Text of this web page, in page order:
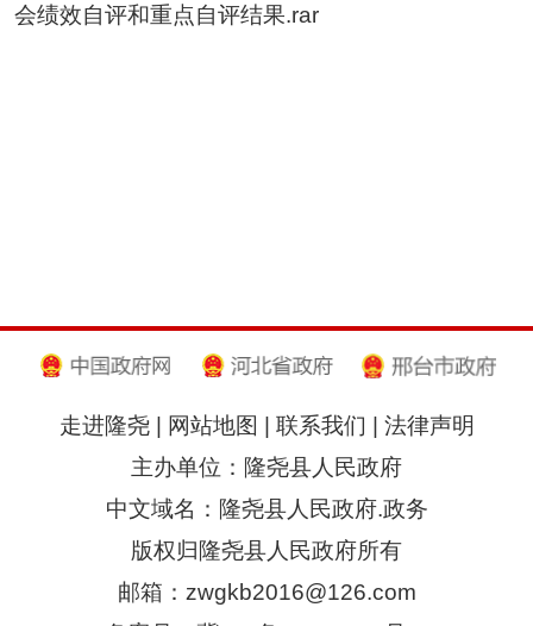
会绩效自评和重点自评结果.rar
走进隆尧| 网站地图 联系我们
法律声明
主办单位：隆尧县人民政府
中文域名：隆尧县人民政府.政务
版权归隆尧县人民政府所有
邮箱：zwgkb2016@126.com